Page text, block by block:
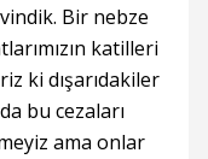
Bir nebze
katilleri
ki dışarıdakiler
bu cezaları
ama onlar